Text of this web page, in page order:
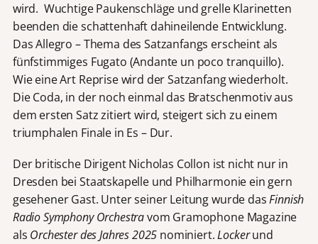
wird. Wuchtige Paukenschläge und grelle Klarinetten
beenden die schattenhaft dahineilende Entwicklung.
Das Allegro – Thema des Satzanfangs erscheint als
fünfstimmiges Fugato (Andante un poco tranquillo).
Wie eine Art Reprise wird der Satzanfang wiederholt.
Die Coda, in der noch einmal das Bratschenmotiv aus
dem ersten Satz zitiert wird, steigert sich zu einem
triumphalen Finale in Es – Dur.
Der britische Dirigent Nicholas Collon ist nicht nur in
Dresden bei Staatskapelle und Philharmonie ein gern
gesehener Gast. Unter seiner Leitung wurde dasFinnish
Radio Symphony Orchestravom Gramophone Magazine
als Orchester des Jahres 2025 nominiert.Lockerund